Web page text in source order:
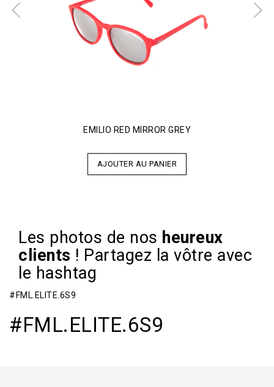
EMILIO RED MIRROR GREY
AJOUTER AU PANIER
Les photos de nos heureux
clients ! Partagez la vôtre avec
le hashtag
#FML.ELITE.6S9
#FML.ELITE.6S9